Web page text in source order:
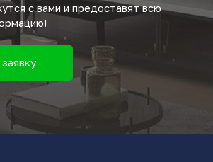
с вами и предоставят всю